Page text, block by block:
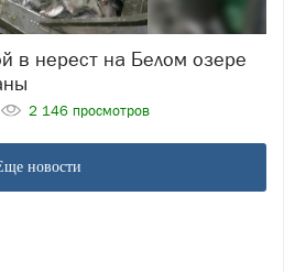
2 146 просмотров
новости